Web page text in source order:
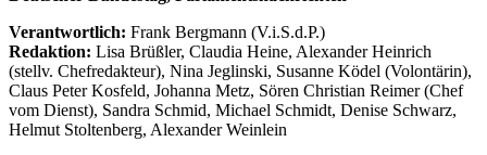
Verantwortlich: Frank Bergmann (V.i.S.d.P.)
Redaktion: Lisa Brüßler, Claudia Heine, Alexander Heinrich
(stellv. Chefredakteur), Nina Jeglinski, Susanne Ködel (Volontärin),
Claus Peter Kosfeld, Johanna Metz, Sören Christian Reimer (Chef
vom Dienst), Sandra Schmid, Michael Schmidt, Denise Schwarz,
Helmut Stoltenberg, Alexander Weinlein